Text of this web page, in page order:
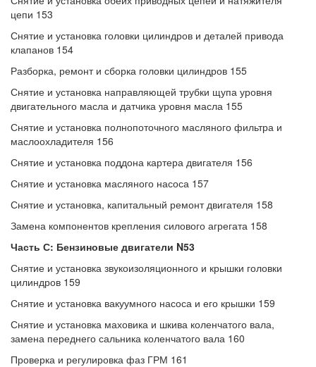
цепи 153
Снятие и установка головки цилиндров и деталей привода
клапанов 154
Разборка, ремонт и сборка головки цилиндров 155
Снятие и установка направляющей трубки щупа уровня
двигательного масла и датчика уровня масла 155
Снятие и установка полнопоточного масляного фильтра и
маслоохладителя 156
Снятие и установка поддона картера двигателя 156
Снятие и установка масляного насоса 157
Снятие и установка, капитальный ремонт двигателя 158
Замена компонентов крепления силового агрегата 158
Часть С: Бензиновые двигатели N53
Снятие и установка звукоизоляционного и крышки головки
цилиндров 159
Снятие и установка вакуумного насоса и его крышки 159
Снятие и установка маховика и шкива коленчатого вала,
замена переднего сальника коленчатого вала 160
Проверка и регулировка фаз ГРМ 161